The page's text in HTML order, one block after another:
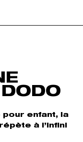
pour enfant, la
à l’infini